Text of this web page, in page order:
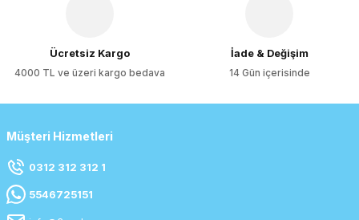
Ücretsiz Kargo
4000 TL ve üzeri kargo bedava
İade & Değişim
14 Gün içerisinde
Müşteri Hizmetleri
0312 312 312 1
5546725151